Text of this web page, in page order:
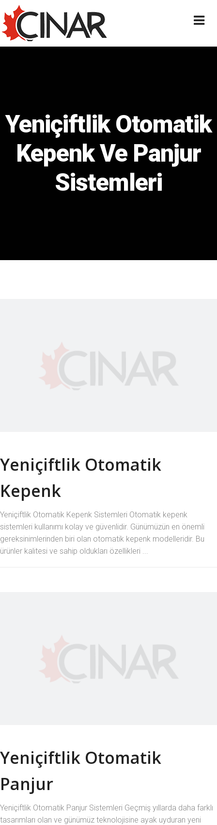
Yeniçiftlik Otomatik
Kepenk Ve Panjur
Sistemleri
Yeniçiftlik Otomatik
Kepenk
Yeniçiftlik Otomatik Kepenk Sistemleri Otomatik kepenk
sistemleri kullanımı kolay ve güvenlidir. Günümüzün en önemli
gereksinimlerinden biri olan otomatik kepenk modelleridir. Bu
ürünler kalitesi ve sahip oldukları özellikleri ...
Yeniçiftlik Otomatik
Panjur
Yeniçiftlik Otomatik Panjur Sistemleri Geçmiş yıllarda daha farklı
tasarımları olan ve günümüz teknolojisine ayak uyduran yeni